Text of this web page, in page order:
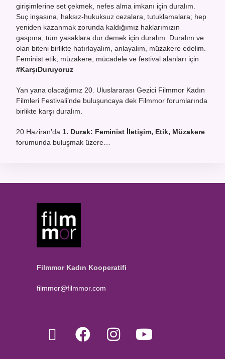
girişimlerine set çekmek, nefes alma imkanı için duralım.
Suç inşasına, haksız-hukuksuz cezalara, tutuklamalara; hep
yeniden kazanmak zorunda kaldığımız haklarımızın
gaspına, tüm yasaklara dur demek için duralım. Duralım ve
olan biteni birlikte hatırlayalım, anlayalım, müzakere edelim.
Feminist etik, müzakere, mücadele ve festival alanları için
#KarşıDuruyoruz
Yan yana olacağımız 20. Uluslararası Gezici Filmmor Kadın
Filmleri Festivali’nde buluşuncaya dek Filmmor forumlarında
birlikte karşı duralım.
20 Haziran’da 1. Durak: Feminist İletişim, Etik, Müzakere
forumunda buluşmak üzere…
Filmmor Kadın Kooperatifi
filmmor@filmmor.com